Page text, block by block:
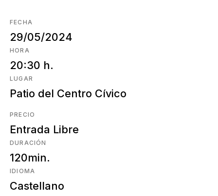
FECHA
29/05/2024
HORA
20:30 h.
LUGAR
Patio del Centro Cívico
PRECIO
Entrada Libre
DURACIÓN
120min.
IDIOMA
Castellano